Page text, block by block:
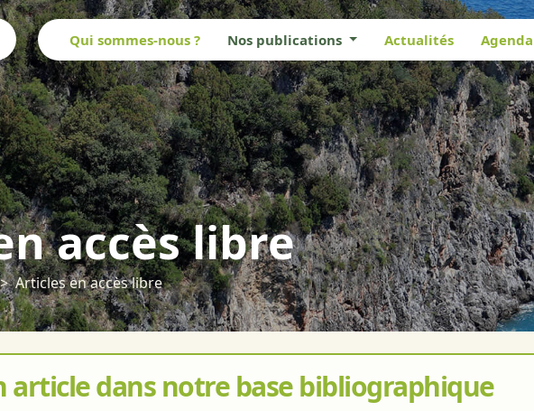
Qui sommes-nous ? Nos publications Actualités Agenda
accès libre
Articles en accès libre
article dans notre base bibliographique